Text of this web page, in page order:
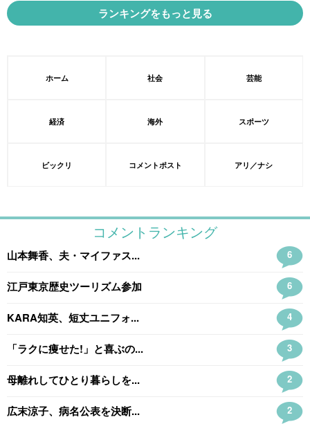
ランキングをもっと見る
ホーム 社会 芸能
経済 海外 スポーツ
ビックリ コメントポスト アリ／ナシ